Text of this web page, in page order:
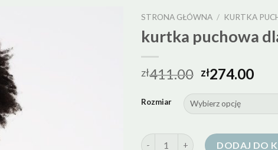
STRONA GŁÓWNA / KURTKA
kurtka puchowa
zł411.00 zł274.00
Rozmiar
ilość kurtka puchowa dla chlopca
DODAJ DO